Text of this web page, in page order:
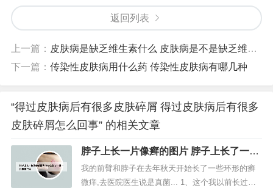
返回列表
上一篇： 皮肤病是缺乏维生素什么 皮肤病是不是缺乏维生素
下一篇： 传染性皮肤病用什么药 传染性皮肤病有哪几种
“得过皮肤病后有很多皮肤碎屑 得过皮肤病后有很多
皮肤碎屑怎么回事” 的相关文章
脖子上长一片像癣的图片 脖子上长了一片
一片像癣一样
我的前臂和脖子在去年秋天开始长了一些环形的癣
微痒,去医院医生说是真菌... 1、这个我以前长过，